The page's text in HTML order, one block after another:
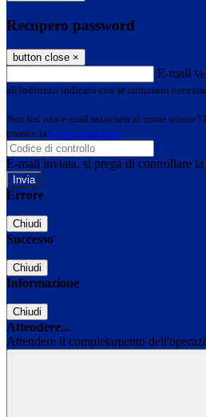
Recupero password
button close ×
E-mail
all'indirizzo indicato con le istruzioni
Non hai una e-mail associata al nome
tramite la Login Spaggiari
E-mail inviata, si prega di controllare
Errore
Chiudi
Successo
Chiudi
Informazione
Chiudi
Attendere...
Attendere il completamento